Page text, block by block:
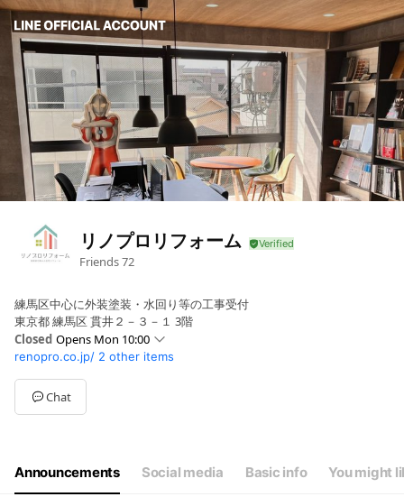
リノプロリフォーム
Friends72
練馬区中心に外装塗装・水回り等の工事受付
東京都 練馬区 貫井２－３－１ 3階
Closed Opens Mon 10:00
SunClosed
Mon10:00 - 18:00
Tue10:00 - 18:00
Wed10:00 - 18:00
土日祝は店舗休業日ですが、予約あれば来店可能です。
renopro.co.jp/ 2 other items
Chat
Announcements Social media Basic info You might